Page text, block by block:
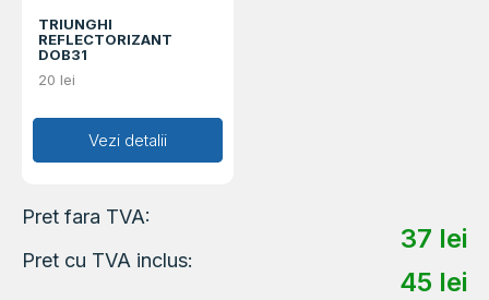
TRIUNGHI
REFLECTORIZANT
DOB31
20 lei
Adaugă în coș
Vezi detalii
Pret fara TVA:
37 lei
Pret cu TVA inclus:
45 lei